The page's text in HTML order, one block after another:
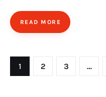
READ MORE
Paginação
de
PAGE
1 PAGE
2 PAGE
3 …
>